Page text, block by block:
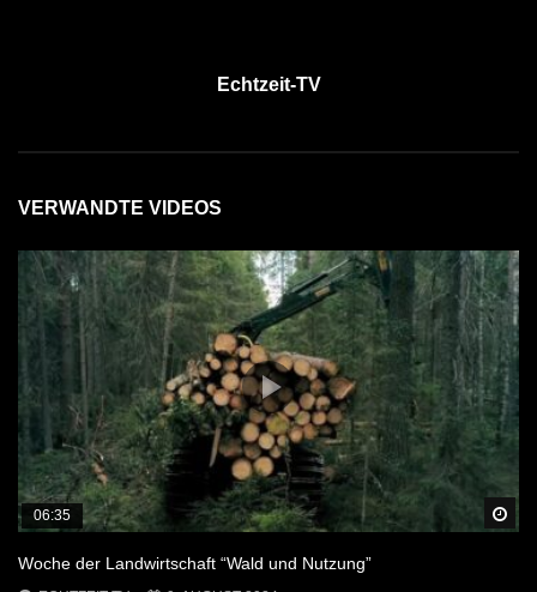
Echtzeit-TV
VERWANDTE VIDEOS
06:35
Woche der Landwirtschaft “Wald und Nutzung”